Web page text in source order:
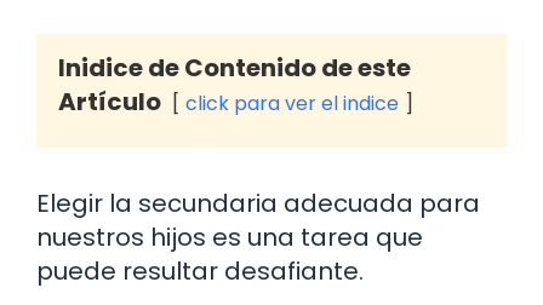
Inidice de Contenido de este
Artículo
click para ver el indice
Elegir la secundaria adecuada para
nuestros hijos es una tarea que
puede resultar desafiante.